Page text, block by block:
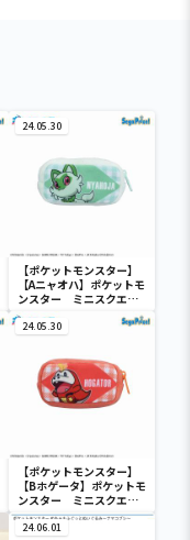
24.05.30
【ポケットモンスター】
【Aニャオハ】ポケットモ
ンスター ミニスクエア
ポーチ
24.05.30
【ポケットモンスター】
【Bホゲータ】ポケットモ
ンスター ミニスクエア
ポーチ
24.06.01